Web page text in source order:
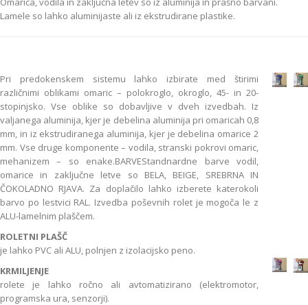
Lamele so lahko aluminijaste ali iz ekstrudirane plastike.
Pri predokenskem sistemu lahko izbirate med štirimi
različnimi oblikami omaric – polokroglo, okroglo, 45- in 20-
stopinjsko. Vse oblike so dobavljive v dveh izvedbah. Iz
valjanega aluminija, kjer je debelina aluminija pri omaricah 0,8
mm, in iz ekstrudiranega aluminija, kjer je debelina omarice 2
mm. Vse druge komponente – vodila, stranski pokrovi omaric,
mehanizem – so enake.BARVEStandnardne barve vodil,
omarice in zaključne letve so BELA, BEIGE, SREBRNA IN
ČOKOLADNO RJAVA. Za doplačilo lahko izberete katerokoli
barvo po lestvici RAL. Izvedba poševnih rolet je mogoča le z
ALU-lamelnim plaščem.
ROLETNI PLAŠČ
je lahko PVC ali ALU, polnjen z izolacijsko peno.
KRMILJENJE
rolete je lahko ročno ali avtomatizirano (elektromotor,
programska ura, senzorji).